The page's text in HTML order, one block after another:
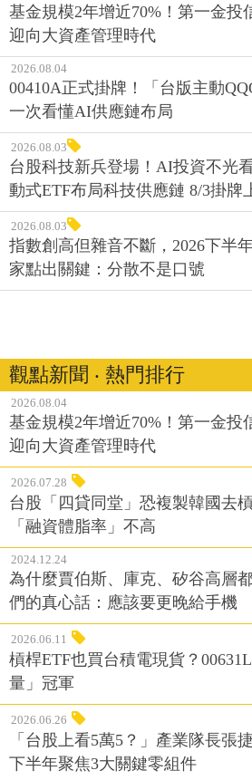
基金規模2年增近70%！第一金投
迎向大資產管理時代
2026.08.04
00410A正式掛牌！「台版主動
一次看懂AI供應鏈布局
2026.08.03
台股科技新兵登場！AI投資不光
動式ETF布局科技供應鏈 8/3掛牌
2026.08.03
指數創高但雜音不斷，2026下半
家點出關鍵：分散不是口號
觀點新聞 ‧ 熱門排行
2026.08.04
基金規模2年增近70%！第一金投
迎向大資產管理時代
2026.07.28
台股「四貸同堂」恐複製韓國去
「融資體脂率」不高
2024.12.24
為什麼賈伯斯、庫克、矽谷高層
們的真心話：應該要更晚給手機
2026.06.11
槓桿ETF也買台積電現貨？
量」冠軍
2026.06.26
「台股上看5萬5？」產業隊長張
下半年聚焦3大關鍵零組件